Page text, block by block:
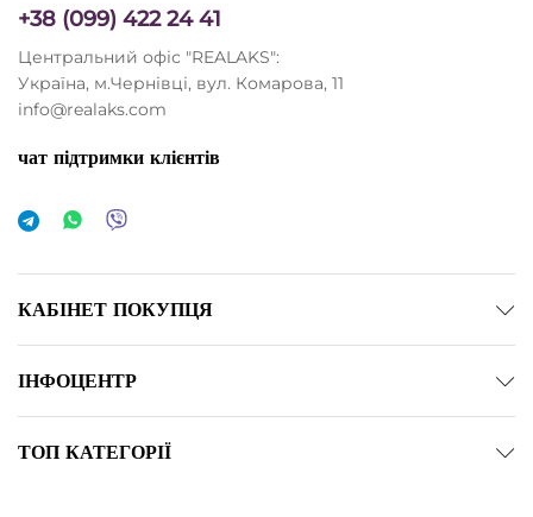
+38 (099) 422 24 41
Центральний офіс "REALAKS":
Україна, м.Чернівці, вул. Комарова, 11
info@realaks.com
чат підтримки клієнтів
КАБІНЕТ ПОКУПЦЯ
ІНФОЦЕНТР
ТОП КАТЕГОРІЇ